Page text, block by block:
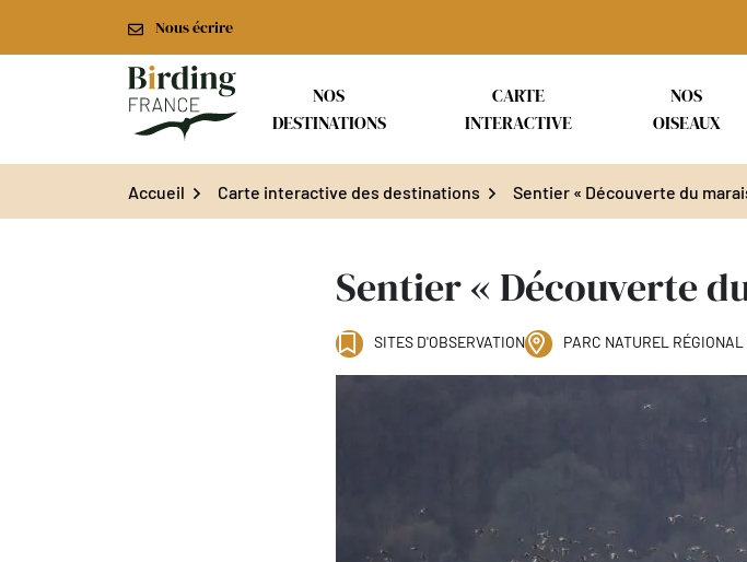
Nous écrire
Birding France
NOS
DESTINATIONS
CARTE
INTERACTIVE
NOS
OISEAUX
Accueil Carte interactive des destinations Sentier « Découverte du
Sentier « Découverte
SITES D'OBSERVATION PARC NATUREL